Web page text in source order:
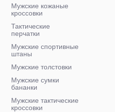
Мужские кожаные
кроссовки
Тактические
перчатки
Мужские спортивные
штаны
Мужские толстовки
Мужские сумки
бананки
Мужские тактические
кроссовки